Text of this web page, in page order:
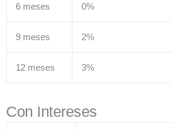
6 meses 0%
9 meses 2%
12 meses 3%
Con Intereses